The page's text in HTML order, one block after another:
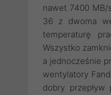
nawet 7400 MB/
36 z dwoma
temperaturę
Wszystko
a jednocześnie
wentylatory
dobry